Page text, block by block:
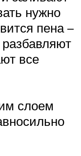
нужно
пена –
все
слоем